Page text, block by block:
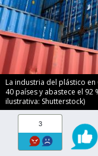
La industria del plástico
40 países y abastece el 92
ilustrativa: Shutterstock)
3